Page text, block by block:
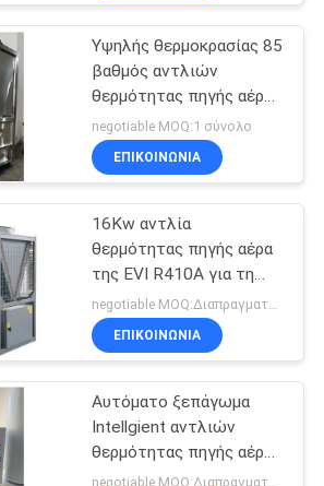
Υψηλής θερμοκρασίας 85
βαθμός αντλιών
θερμότητας πηγής αέρα
ζεστού νερού
ανοξείδωτου R410A
negotiable MOQ:1 σύνολο
ΕΠΙΚΟΙΝΩΝΙΑ
16Kw αντλία
θερμότητας πηγής αέρα
της EVI R410A για τη
θέρμανση σπιτιών
ΕΠΙΚΟΙΝΩΝΙΑ
Αυτόματο ξεπάγωμα
Intellgient αντλιών
θερμότητας πηγής αέρα
της EVI αναστροφέων